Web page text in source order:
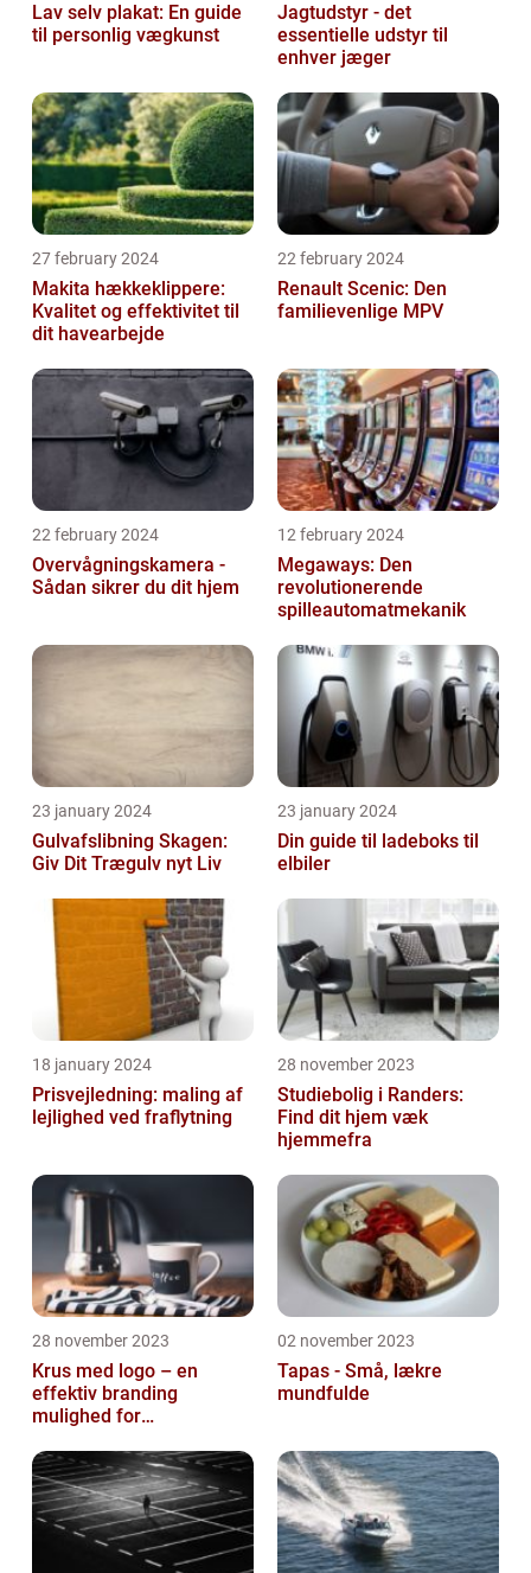
Lav selv plakat: En guide
til personlig vægkunst
Jagtudstyr - det
essentielle udstyr til
enhver jæger
27 february 2024
Makita hækkeklippere:
Kvalitet og effektivitet til
dit havearbejde
22 february 2024
Renault Scenic: Den
familievenlige MPV
22 february 2024
Overvågningskamera -
Sådan sikrer du dit hjem
12 february 2024
Megaways: Den
revolutionerende
spilleautomatmekanik
23 january 2024
Gulvafslibning Skagen:
Giv Dit Trægulv nyt Liv
23 january 2024
Din guide til ladeboks til
elbiler
18 january 2024
Prisvejledning: maling af
lejlighed ved fraflytning
28 november 2023
Studiebolig i Randers:
Find dit hjem væk
hjemmefra
28 november 2023
Krus med logo – en
effektiv branding
mulighed for
02 november 2023
Tapas - Små, lækre
mundfulde